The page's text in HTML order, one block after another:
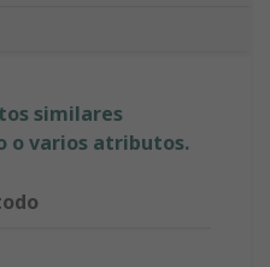
similares
o varios atributos.